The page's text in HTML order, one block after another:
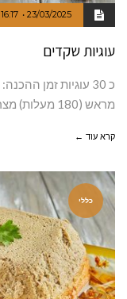
23/03/2025
16:17
עוגיות שקדים
מראש (180 מעלות) מצרכים: 250 גר' שקדים
קרא עוד ←
כללי